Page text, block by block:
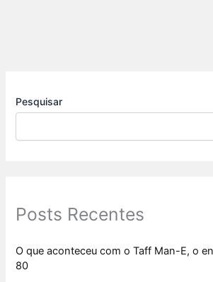
Pesquisar
Posts Recentes
O que aconteceu com o Taff Man-E, o
80